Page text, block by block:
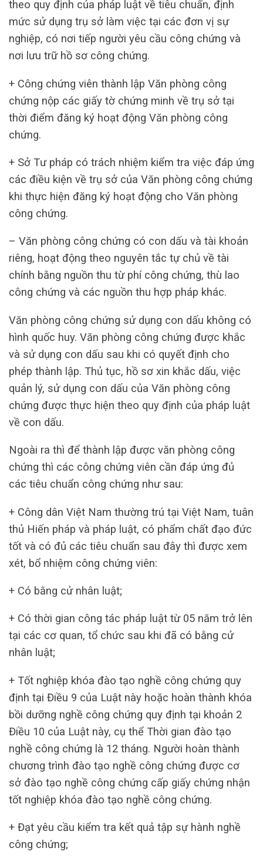
theo quy định của pháp luật về tiêu chuẩn, định
mức sử dụng trụ sở làm việc tại các đơn vị sự
nghiệp, có nơi tiếp người yêu cầu công chứng và
nơi lưu trữ hồ sơ công chứng.
+ Công chứng viên thành lập Văn phòng công
chứng nộp các giấy tờ chứng minh về trụ sở tại
thời điểm đăng ký hoạt động Văn phòng công
chứng.
+ Sở Tư pháp có trách nhiệm kiểm tra việc đáp ứng
các điều kiện về trụ sở của Văn phòng công chứng
khi thực hiện đăng ký hoạt động cho Văn phòng
công chứng.
– Văn phòng công chứng có con dấu và tài khoản
riêng, hoạt động theo nguyên tắc tự chủ về tài
chính bằng nguồn thu từ phí công chứng, thù lao
công chứng và các nguồn thu hợp pháp khác.
Văn phòng công chứng sử dụng con dấu không có
hình quốc huy. Văn phòng công chứng được khắc
và sử dụng con dấu sau khi có quyết định cho
phép thành lập. Thủ tục, hồ sơ xin khắc dấu, việc
quản lý, sử dụng con dấu của Văn phòng công
chứng được thực hiện theo quy định của pháp luật
về con dấu.
Ngoài ra thì để thành lập được văn phòng công
chứng thì các công chứng viên cần đáp ứng đủ
các tiêu chuẩn công chứng như sau:
+ Công dân Việt Nam thường trú tại Việt Nam, tuân
thủ Hiến pháp và pháp luật, có phẩm chất đạo đức
tốt và có đủ các tiêu chuẩn sau đây thì được xem
xét, bổ nhiệm công chứng viên:
+ Có bằng cử nhân luật;
+ Có thời gian công tác pháp luật từ 05 năm trở lên
tại các cơ quan, tổ chức sau khi đã có bằng cử
nhân luật;
+ Tốt nghiệp khóa đào tạo nghề công chứng quy
định tại Điều 9 của Luật này hoặc hoàn thành khóa
bồi dưỡng nghề công chứng quy định tại khoản 2
Điều 10 của Luật này, cụ thể Thời gian đào tạo
nghề công chứng là 12 tháng. Người hoàn thành
chương trình đào tạo nghề công chứng được cơ
sở đào tạo nghề công chứng cấp giấy chứng nhận
tốt nghiệp khóa đào tạo nghề công chứng.
+ Đạt yêu cầu kiểm tra kết quả tập sự hành nghề
công chứng;